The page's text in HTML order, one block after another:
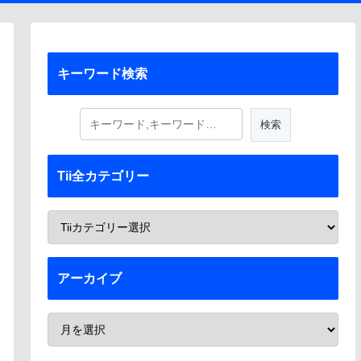
キーワード検索
Tii全カテゴリー
アーカイブ